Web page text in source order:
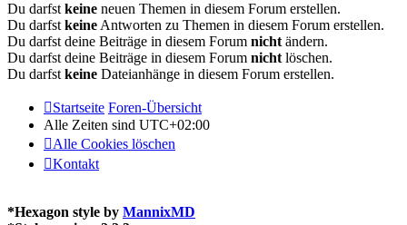
Du darfst keine neuen Themen in diesem Forum erstellen.
Du darfst keine Antworten zu Themen in diesem Forum erstellen.
Du darfst deine Beiträge in diesem Forum nicht ändern.
Du darfst deine Beiträge in diesem Forum nicht löschen.
Du darfst keine Dateianhänge in diesem Forum erstellen.
Startseite Foren-Übersicht
Alle Zeiten sind UTC+02:00
Alle Cookies löschen
Kontakt
*Hexagon style by MannixMD